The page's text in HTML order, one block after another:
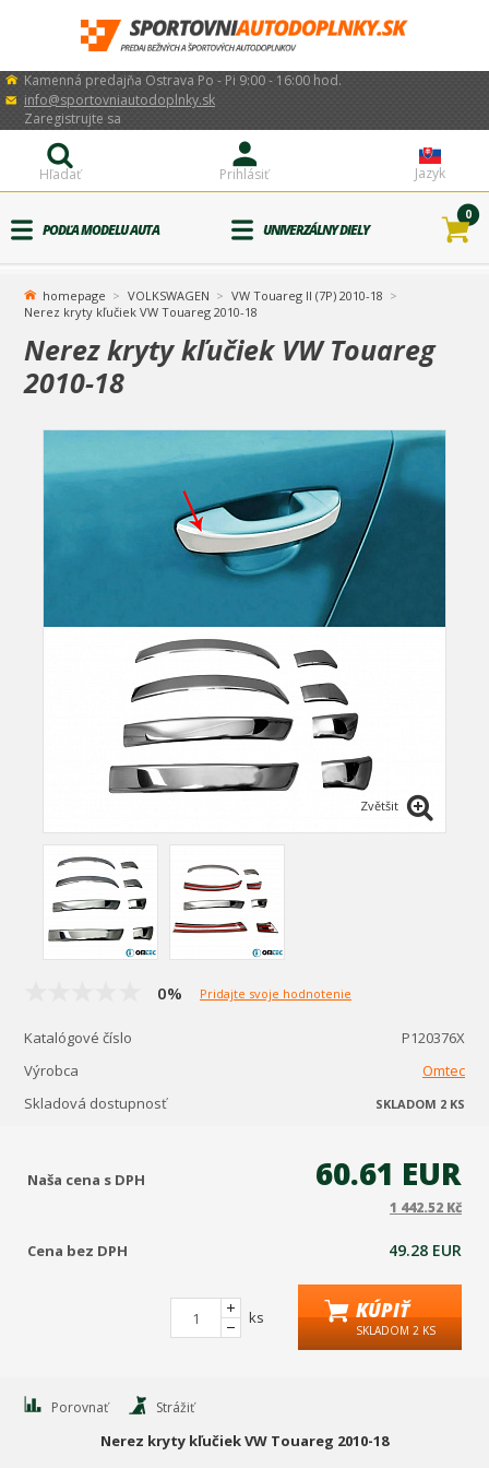
Kamenná predajňa Ostrava Po - Pi 9:00 - 16:00 hod.
info@sportovniautodoplnky.sk
Jazyk
Prihlásiť
Zaregistrujte sa
Hľadať
PODĽA MODELU AUTA UNIVERZÁLNY DIELY
0
homepage VOLKSWAGEN
VW Touareg II (7P) 2010-18
Nerez kryty kľučiek VW Touareg 2010-18
Nerez kryty kľučiek VW Touareg
2010-18
Zvětšit
0% Pridajte svoje hodnotenie
Katalógové číslo
P120376X
Výrobca
Omtec
Skladová dostupnosť
SKLADOM 2 KS
Naša cena s DPH 60.61 EUR
1 442.52 Kč
Cena bez DPH 49.28 EUR
ks KÚPIŤ
SKLADOM 2 KS
Porovnať Strážiť
Nerez kryty kľučiek VW Touareg 2010-18